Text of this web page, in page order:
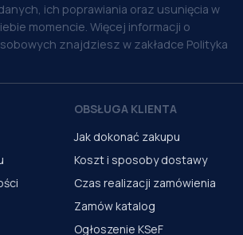
ich poprawiania oraz usunięcia w
momencie. Więcej informacji o
znajdziesz w zakładce Polityka
OBSŁUGA KLIENTA
Jak dokonać zakupu
Koszt i sposoby dostawy
Czas realizacji zamówienia
Zamów katalog
Ogłoszenie KSeF